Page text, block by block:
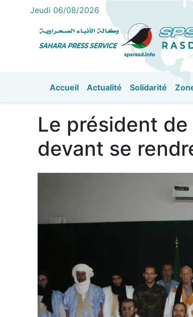
Jeudi 06/08/2026
Accueil Actualité Solidarité
Le président
devant se